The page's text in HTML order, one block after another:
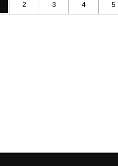
2 3 4 5